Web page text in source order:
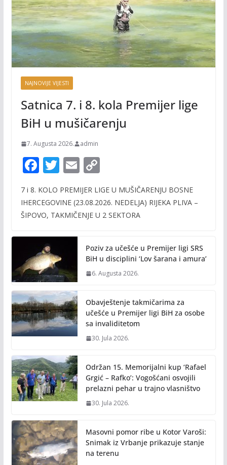
NAJNOVIJE VIJESTI
Satnica 7. i 8. kola Premijer lige
BiH u mušičarenju
7. Augusta 2026. admin
F
e
b
o
k
T
itt
er
E
ai
l
C
p
y
n
k
7 i 8. KOLO PREMIJER LIGE U MUŠIČARENJU BOSNE
IHERCEGOVINE (23.08.2026. NEDELJA) RIJEKA PLIVA –
ŠIPOVO, TAKMIČENJE U 2 SEKTORA
Poziv za učešće u Premijer ligi SRS
BiH u disciplini ‘Lov šarana i amura’
6. Augusta 2026.
Obavještenje takmičarima za
učešće u Premijer ligi BiH za osobe
sa invaliditetom
30. Jula 2026.
Održan 15. Memorijalni kup ‘Rafael
Grgić – Rafko’: Vogošćani osvojili
prelazni pehar u trajno vlasništvo
30. Jula 2026.
Masovni pomor ribe u Kotor Varoši:
Snimak iz Vrbanje prikazuje stanje
na terenu